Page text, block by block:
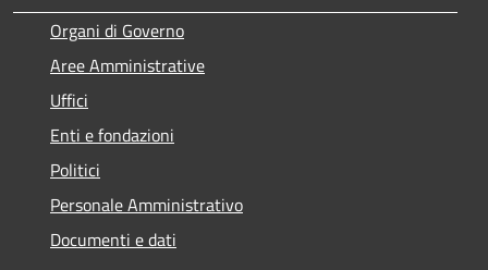
Organi di Governo
Aree Amministrative
Uffici
Enti e fondazioni
Politici
Personale Amministrativo
Documenti e dati